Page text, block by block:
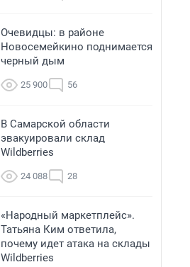
Очевидцы: в районе
Новосемейкино поднимается
черный дым
25 900 56
В Самарской области
эвакуировали склад
Wildberries
24 088 28
«Народный маркетплейс».
Татьяна Ким ответила,
почему идет атака на склады
Wildberries